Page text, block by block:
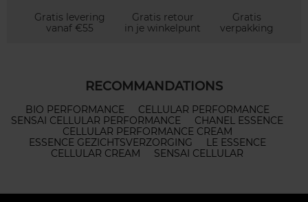
Gratis levering
vanaf €55
Gratis retour
in je winkelpunt
Gratis
verpakking
RECOMMANDATIONS
BIO PERFORMANCE
CELLULAR PERFORMANCE
SENSAI CELLULAR PERFORMANCE
CHANEL ESSENCE
CELLULAR PERFORMANCE CREAM
ESSENCE GEZICHTSVERZORGING
LE ESSENCE
CELLULAR CREAM
SENSAI CELLULAR